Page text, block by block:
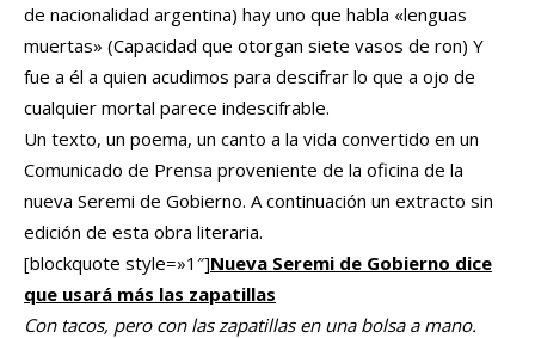
de nacionalidad argentina) hay uno que habla «lenguas
muertas» (Capacidad que otorgan siete vasos de ron) Y
fue a él a quien acudimos para descifrar lo que a ojo de
cualquier mortal parece indescifrable.
Un texto, un poema, un canto a la vida convertido en un
Comunicado de Prensa proveniente de la oficina de la
nueva Seremi de Gobierno. A continuación un extracto sin
edición de esta obra literaria.
[blockquote style=»1″]Nueva Seremi de Gobierno dice
que usará más las zapatillas
Con tacos, pero con las zapatillas en una bolsa a mano.